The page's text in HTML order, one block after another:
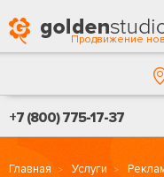
+7 (800) 775-17-37
Главная Услуги